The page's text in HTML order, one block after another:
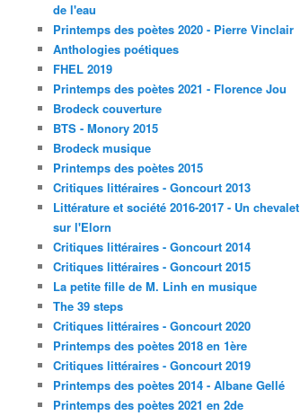
de l'eau
Printemps des poètes 2020 - Pierre Vinclair
Anthologies poétiques
FHEL 2019
Printemps des poètes 2021 - Florence Jou
Brodeck couverture
BTS - Monory 2015
Brodeck musique
Printemps des poètes 2015
Critiques littéraires - Goncourt 2013
Littérature et société 2016-2017 - Un chevalet
sur l'Elorn
Critiques littéraires - Goncourt 2014
Critiques littéraires - Goncourt 2015
La petite fille de M. Linh en musique
The 39 steps
Critiques littéraires - Goncourt 2020
Printemps des poètes 2018 en 1ère
Critiques littéraires - Goncourt 2019
Printemps des poètes 2014 - Albane Gellé
Printemps des poètes 2021 en 2de